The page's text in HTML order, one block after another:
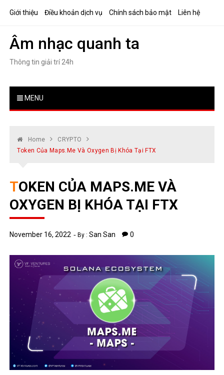
Giới thiệu Điều khoản dịch vụ Chính sách bảo mật Liên hệ
Âm nhạc quanh ta
Thông tin giải trí 24h
MENU
Home
CRYPTO
Token Của Maps.me Và Oxygen Bị Khóa Tại FTX
TOKEN CỦA MAPS.ME VÀ
OXYGEN BỊ KHÓA TẠI FTX
November 16, 2022 By :San San 0